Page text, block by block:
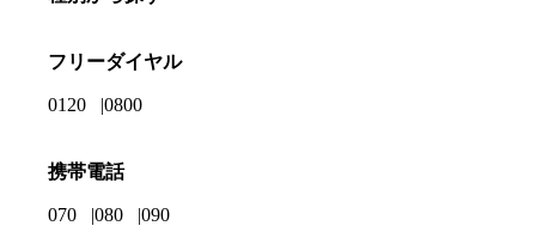
フリーダイヤル
0120 0800
携帯電話
070 080 090